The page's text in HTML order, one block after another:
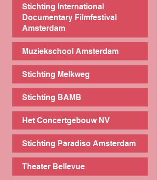
Stichting International
Documentary Filmfestival
Amsterdam
Muziekschool Amsterdam
Stichting Melkweg
Stichting BAMB
Het Concertgebouw NV
Stichting Paradiso Amsterdam
Theater Bellevue